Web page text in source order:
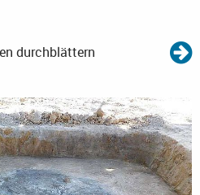
durchblättern